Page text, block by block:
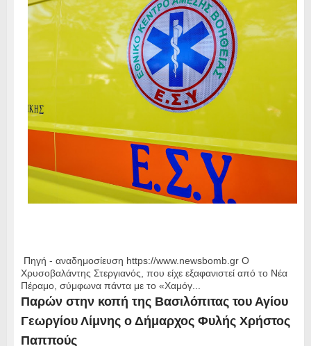
Πηγή - αναδημοσίευση https://www.newsbomb.gr Ο
Χρυσοβαλάντης Στεργιανός, που είχε εξαφανιστεί από το Νέα
Πέραμο, σύμφωνα πάντα με το «Χαμόγ...
Παρών στην κοπή της Βασιλόπιτας του Αγίου
Γεωργίου Λίμνης ο Δήμαρχος Φυλής Χρήστος
Παππούς